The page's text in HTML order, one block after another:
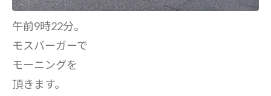
午前9時22分。
モスバーガーで
モーニングを
頂きます。